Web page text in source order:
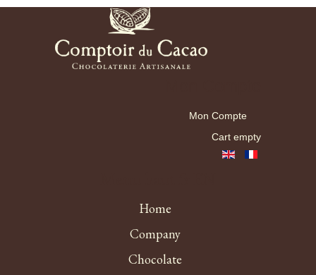
Mon Compte
Cart empty
Home
Company
Chocolate